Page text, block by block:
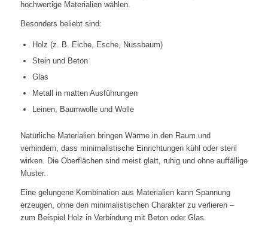
hochwertige Materialien wählen.
Besonders beliebt sind:
Holz (z. B. Eiche, Esche, Nussbaum)
Stein und Beton
Glas
Metall in matten Ausführungen
Leinen, Baumwolle und Wolle
Natürliche Materialien bringen Wärme in den Raum und
verhindern, dass minimalistische Einrichtungen kühl oder steril
wirken. Die Oberflächen sind meist glatt, ruhig und ohne auffällige
Muster.
Eine gelungene Kombination aus Materialien kann Spannung
erzeugen, ohne den minimalistischen Charakter zu verlieren –
zum Beispiel Holz in Verbindung mit Beton oder Glas.